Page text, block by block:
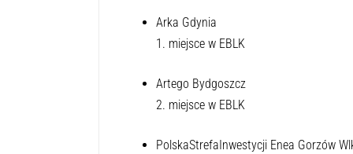
Arka Gdynia
1. miejsce w EBLK
Artego Bydgoszcz
2. miejsce w EBLK
PolskaStrefaInwestycji Enea Gorzów